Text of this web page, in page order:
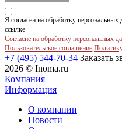
Я согласен на обработку
ссылке
Согласие на обработку персональных
Пользовательское соглашение,
+7 (495) 544-70-34 Заказать
2026 © Inoma.ru
Компания
Информация
О компании
Новости